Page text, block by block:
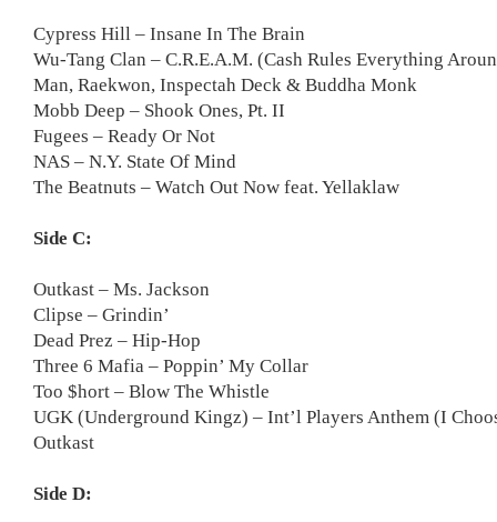
Cypress Hill – Insane In The Brain
Wu-Tang Clan – C.R.E.A.M. (Cash Rules Everything
Man, Raekwon, Inspectah Deck & Buddha Monk
Mobb Deep – Shook Ones, Pt. II
Fugees – Ready Or Not
NAS – N.Y. State Of Mind
The Beatnuts – Watch Out Now feat. Yellaklaw
Side C:
Outkast – Ms. Jackson
Clipse – Grindin’
Dead Prez – Hip-Hop
Three 6 Mafia – Poppin’ My Collar
Too $hort – Blow The Whistle
UGK (Underground Kingz) – Int’l Players Anthem (I
Outkast
Side D: